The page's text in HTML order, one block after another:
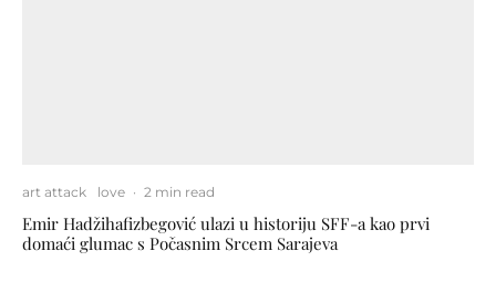
art attack love · 2 min read
Emir Hadžihafizbegović ulazi u historiju SFF-a kao prvi
domaći glumac s Počasnim Srcem Sarajeva